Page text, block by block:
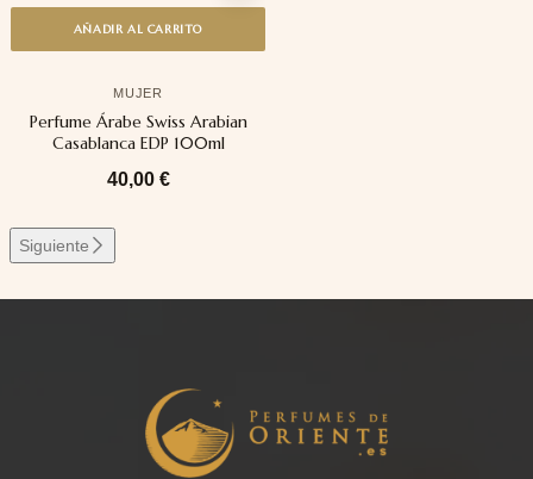
AÑADIR AL CARRITO
MUJER
Perfume Árabe Swiss Arabian
Casablanca EDP 100ml
40,00 €
Siguiente